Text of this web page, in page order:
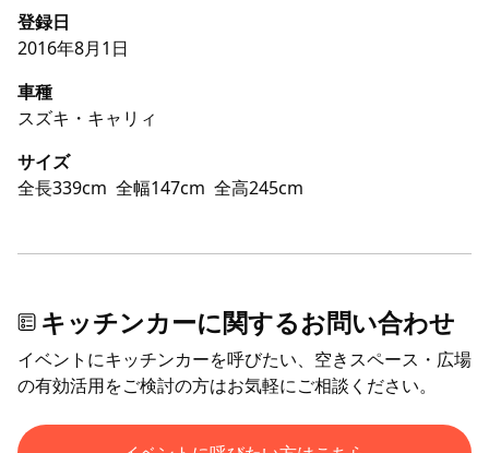
登録日
2016年8月1日
車種
スズキ・キャリィ
サイズ
全長339cm 全幅147cm 全高245cm
キッチンカーに関するお問い合わせ
イベントにキッチンカーを呼びたい、空きスペース・広場
の有効活用をご検討の方はお気軽にご相談ください。